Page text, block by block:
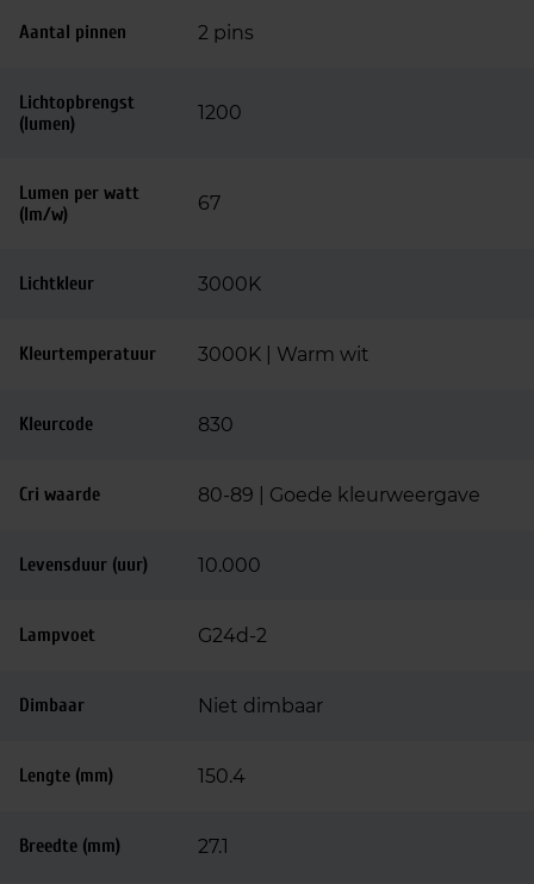
Aantal pinnen 2 pins
Lichtopbrengst
(lumen)
1200
Lumen per watt
(lm/w)
67
Lichtkleur 3000K
Kleurtemperatuur 3000K | Warm wit
Kleurcode 830
Cri waarde 80-89 | Goede kleurweergave
Levensduur (uur) 10.000
Lampvoet G24d-2
Dimbaar Niet dimbaar
Lengte (mm) 150.4
Breedte (mm) 27.1